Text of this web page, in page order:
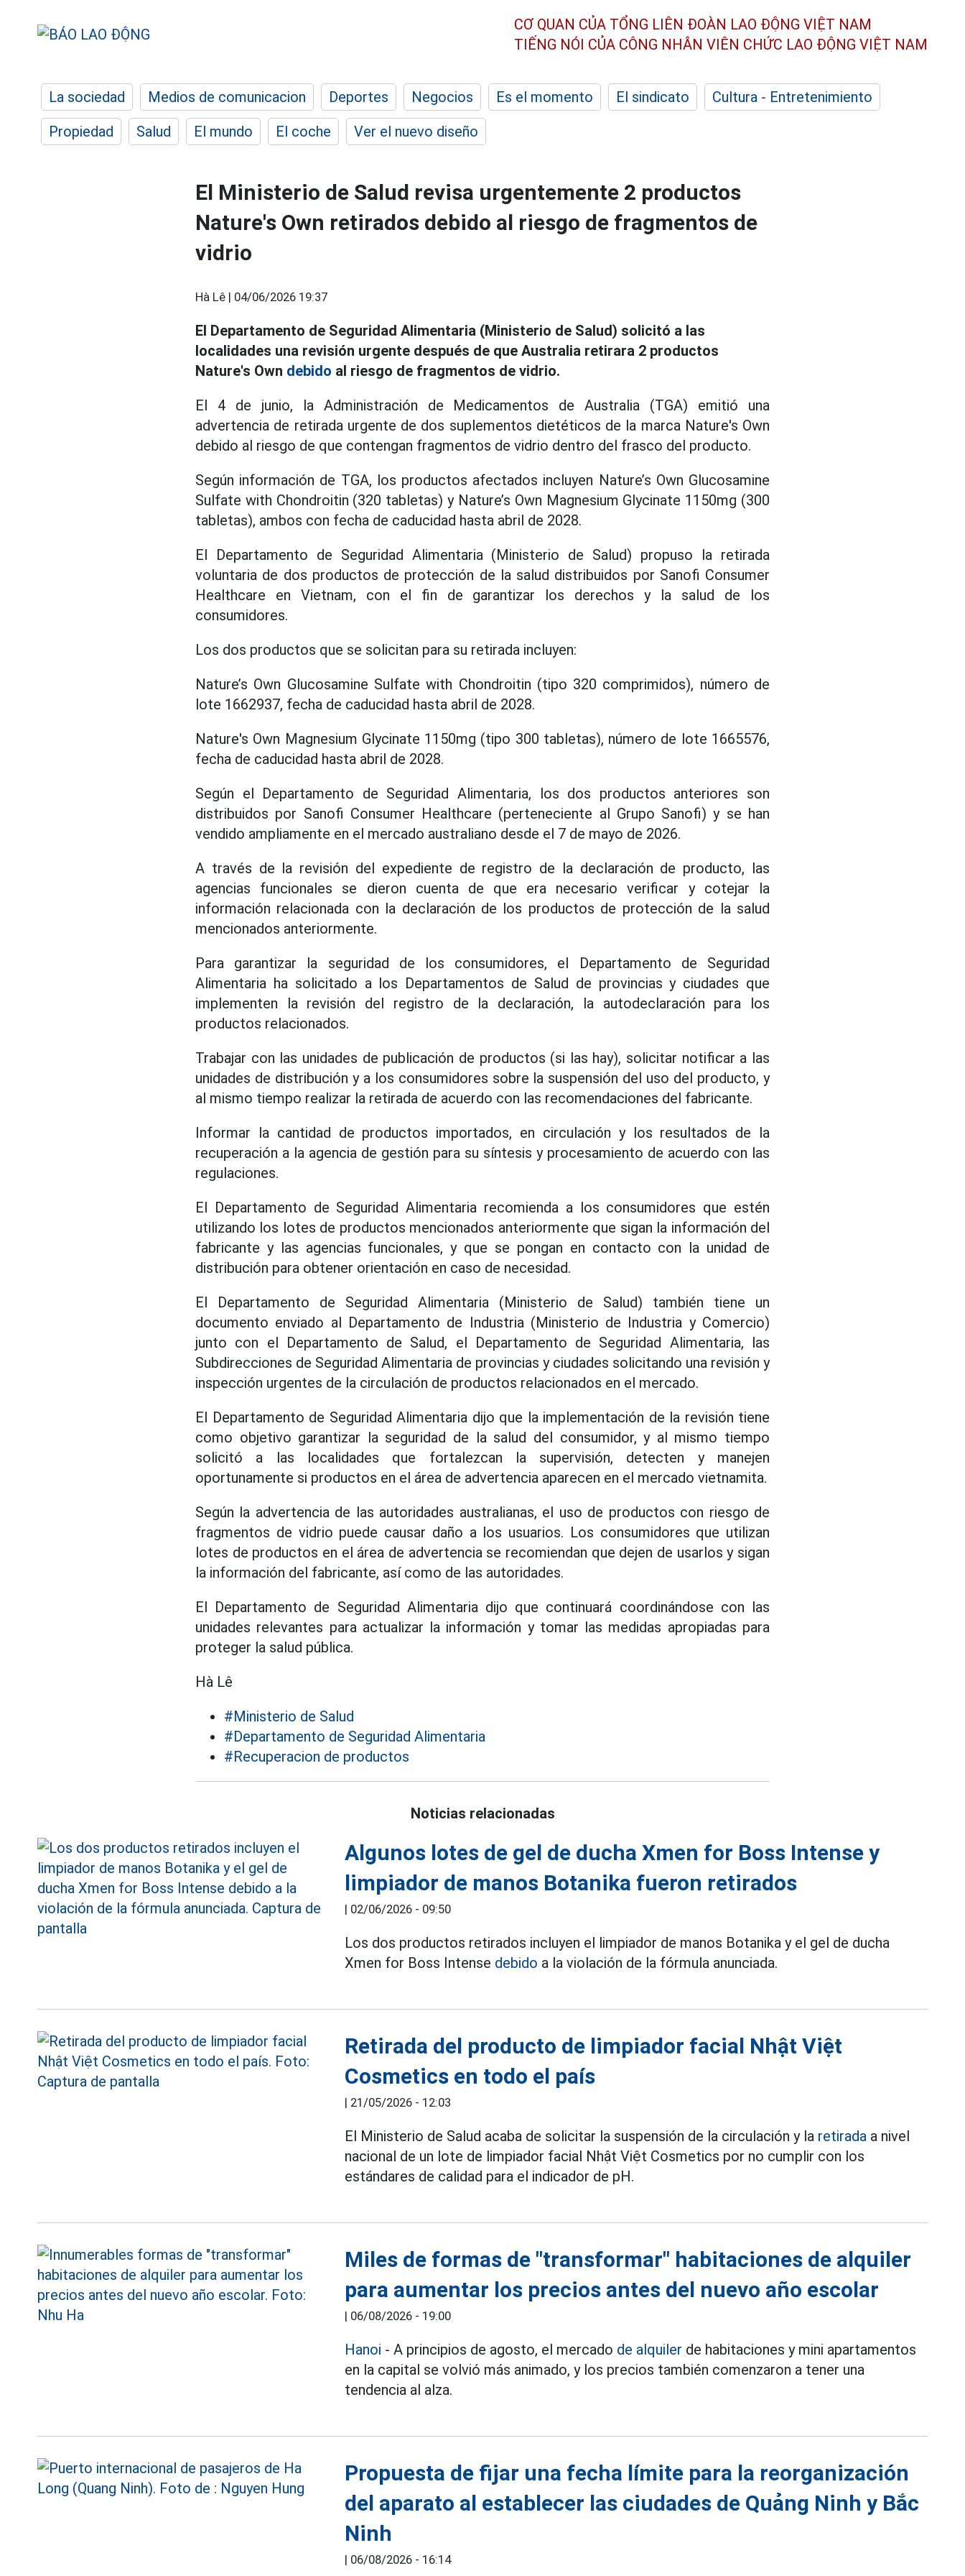
CƠ QUAN CỦA TỔNG LIÊN ĐOÀN LAO ĐỘNG VIỆT NAM
TIẾNG NÓI CỦA CÔNG NHÂN VIÊN CHỨC LAO ĐỘNG VIỆT NAM
La sociedad Medios de comunicacion Deportes Negocios Es el momento El sindicato
Cultura - Entretenimiento
Propiedad
Salud El mundo El coche Ver el nuevo diseño
El Ministerio de Salud revisa urgentemente 2 productos
Nature's Own retirados debido al riesgo de fragmentos de
vidrio
Hà Lê | 04/06/2026 19:37
El Departamento de Seguridad Alimentaria (Ministerio de Salud) solicitó a las
localidades una revisión urgente después de que Australia retirara 2 productos
Nature's Own debido al riesgo de fragmentos de vidrio.
El 4 de junio, la Administración de Medicamentos de Australia (TGA) emitió una
advertencia de retirada urgente de dos suplementos dietéticos de la marca Nature's Own
debido al riesgo de que contengan fragmentos de vidrio dentro del frasco del producto.
Según información de TGA, los productos afectados incluyen Nature’s Own Glucosamine
Sulfate with Chondroitin (320 tabletas) y Nature’s Own Magnesium Glycinate 1150mg (300
tabletas), ambos con fecha de caducidad hasta abril de 2028.
El Departamento de Seguridad Alimentaria (Ministerio de Salud) propuso la retirada
voluntaria de dos productos de protección de la salud distribuidos por Sanofi Consumer
Healthcare en Vietnam, con el fin de garantizar los derechos y la salud de los
consumidores.
Los dos productos que se solicitan para su retirada incluyen:
Nature’s Own Glucosamine Sulfate with Chondroitin (tipo 320 comprimidos), número de
lote 1662937, fecha de caducidad hasta abril de 2028.
Nature's Own Magnesium Glycinate 1150mg (tipo 300 tabletas), número de lote 1665576,
fecha de caducidad hasta abril de 2028.
Según el Departamento de Seguridad Alimentaria, los dos productos anteriores son
distribuidos por Sanofi Consumer Healthcare (perteneciente al Grupo Sanofi) y se han
vendido ampliamente en el mercado australiano desde el 7 de mayo de 2026.
A través de la revisión del expediente de registro de la declaración de producto, las
agencias funcionales se dieron cuenta de que era necesario verificar y cotejar la
información relacionada con la declaración de los productos de protección de la salud
mencionados anteriormente.
Para garantizar la seguridad de los consumidores, el Departamento de Seguridad
Alimentaria ha solicitado a los Departamentos de Salud de provincias y ciudades que
implementen la revisión del registro de la declaración, la autodeclaración para los
productos relacionados.
Trabajar con las unidades de publicación de productos (si las hay), solicitar notificar a las
unidades de distribución y a los consumidores sobre la suspensión del uso del producto, y
al mismo tiempo realizar la retirada de acuerdo con las recomendaciones del fabricante.
Informar la cantidad de productos importados, en circulación y los resultados de la
recuperación a la agencia de gestión para su síntesis y procesamiento de acuerdo con las
regulaciones.
El Departamento de Seguridad Alimentaria recomienda a los consumidores que estén
utilizando los lotes de productos mencionados anteriormente que sigan la información del
fabricante y las agencias funcionales, y que se pongan en contacto con la unidad de
distribución para obtener orientación en caso de necesidad.
El Departamento de Seguridad Alimentaria (Ministerio de Salud) también tiene un
documento enviado al Departamento de Industria (Ministerio de Industria y Comercio)
junto con el Departamento de Salud, el Departamento de Seguridad Alimentaria, las
Subdirecciones de Seguridad Alimentaria de provincias y ciudades solicitando una revisión y
inspección urgentes de la circulación de productos relacionados en el mercado.
El Departamento de Seguridad Alimentaria dijo que la implementación de la revisión tiene
como objetivo garantizar la seguridad de la salud del consumidor, y al mismo tiempo
solicitó a las localidades que fortalezcan la supervisión, detecten y manejen
oportunamente si productos en el área de advertencia aparecen en el mercado vietnamita.
Según la advertencia de las autoridades australianas, el uso de productos con riesgo de
fragmentos de vidrio puede causar daño a los usuarios. Los consumidores que utilizan
lotes de productos en el área de advertencia se recomiendan que dejen de usarlos y sigan
la información del fabricante, así como de las autoridades.
El Departamento de Seguridad Alimentaria dijo que continuará coordinándose con las
unidades relevantes para actualizar la información y tomar las medidas apropiadas para
proteger la salud pública.
Hà Lê
#Ministerio de Salud
#Departamento de Seguridad Alimentaria
#Recuperacion de productos
Noticias relacionadas
Algunos lotes de gel de ducha Xmen for Boss Intense y
limpiador de manos Botanika fueron retirados
| 02/06/2026 - 09:50
Los dos productos retirados incluyen el limpiador de manos Botanika y el gel de ducha
Xmen for Boss Intense debido a la violación de la fórmula anunciada.
Retirada del producto de limpiador facial Nhật Việt
Cosmetics en todo el país
| 21/05/2026 - 12:03
El Ministerio de Salud acaba de solicitar la suspensión de la circulación y la retirada a nivel
nacional de un lote de limpiador facial Nhật Việt Cosmetics por no cumplir con los
estándares de calidad para el indicador de pH.
Miles de formas de "transformar" habitaciones de alquiler
para aumentar los precios antes del nuevo año escolar
| 06/08/2026 - 19:00
Hanoi - A principios de agosto, el mercado de alquiler de habitaciones y mini apartamentos
en la capital se volvió más animado, y los precios también comenzaron a tener una
tendencia al alza.
Propuesta de fijar una fecha límite para la reorganización
del aparato al establecer las ciudades de Quảng Ninh y Bắc
Ninh
| 06/08/2026 - 16:14